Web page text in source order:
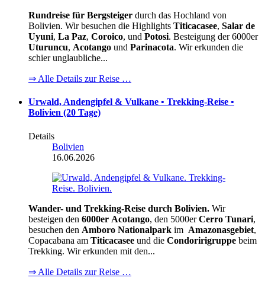
Rundreise für Bergsteiger durch das Hochland von
Bolivien. Wir besuchen die Highlights Titicacasee, Salar de
Uyuni, La Paz, Coroico, und Potosi. Besteigung der 6000er
Uturuncu, Acotango und Parinacota. Wir erkunden die
schier unglaubliche...
⇒ Alle Details zur Reise …
Urwald, Andengipfel & Vulkane • Trekking-Reise •
Bolivien (20 Tage)
Details
Bolivien
16.06.2026
Wander- und Trekking-Reise durch Bolivien. Wir
besteigen den 6000er Acotango, den 5000erCerro Tunari,
besuchen den Amboro Nationalpark im Amazonasgebiet,
Copacabana am Titicacasee und die Condoririgruppe beim
Trekking. Wir erkunden mit den...
⇒ Alle Details zur Reise …